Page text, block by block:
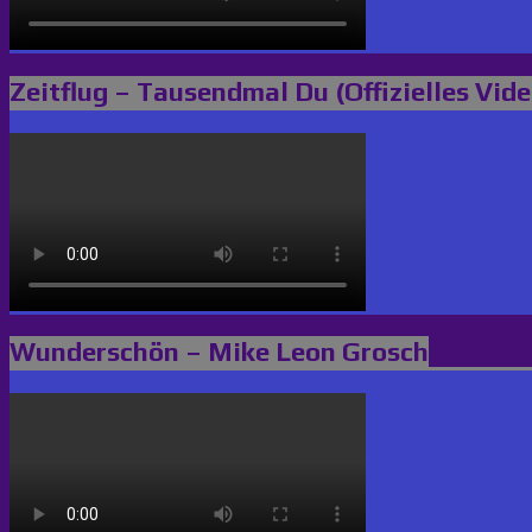
Zeitflug – Tausendmal Du (Offizielles
Wunderschön – Mike Leon Grosch